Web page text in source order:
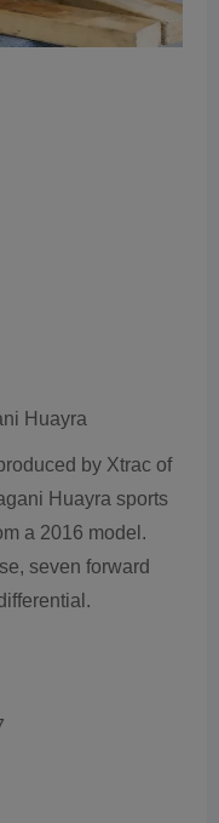
Huayra
by Xtrac of
Huayra sports
a 2016 model.
seven forward